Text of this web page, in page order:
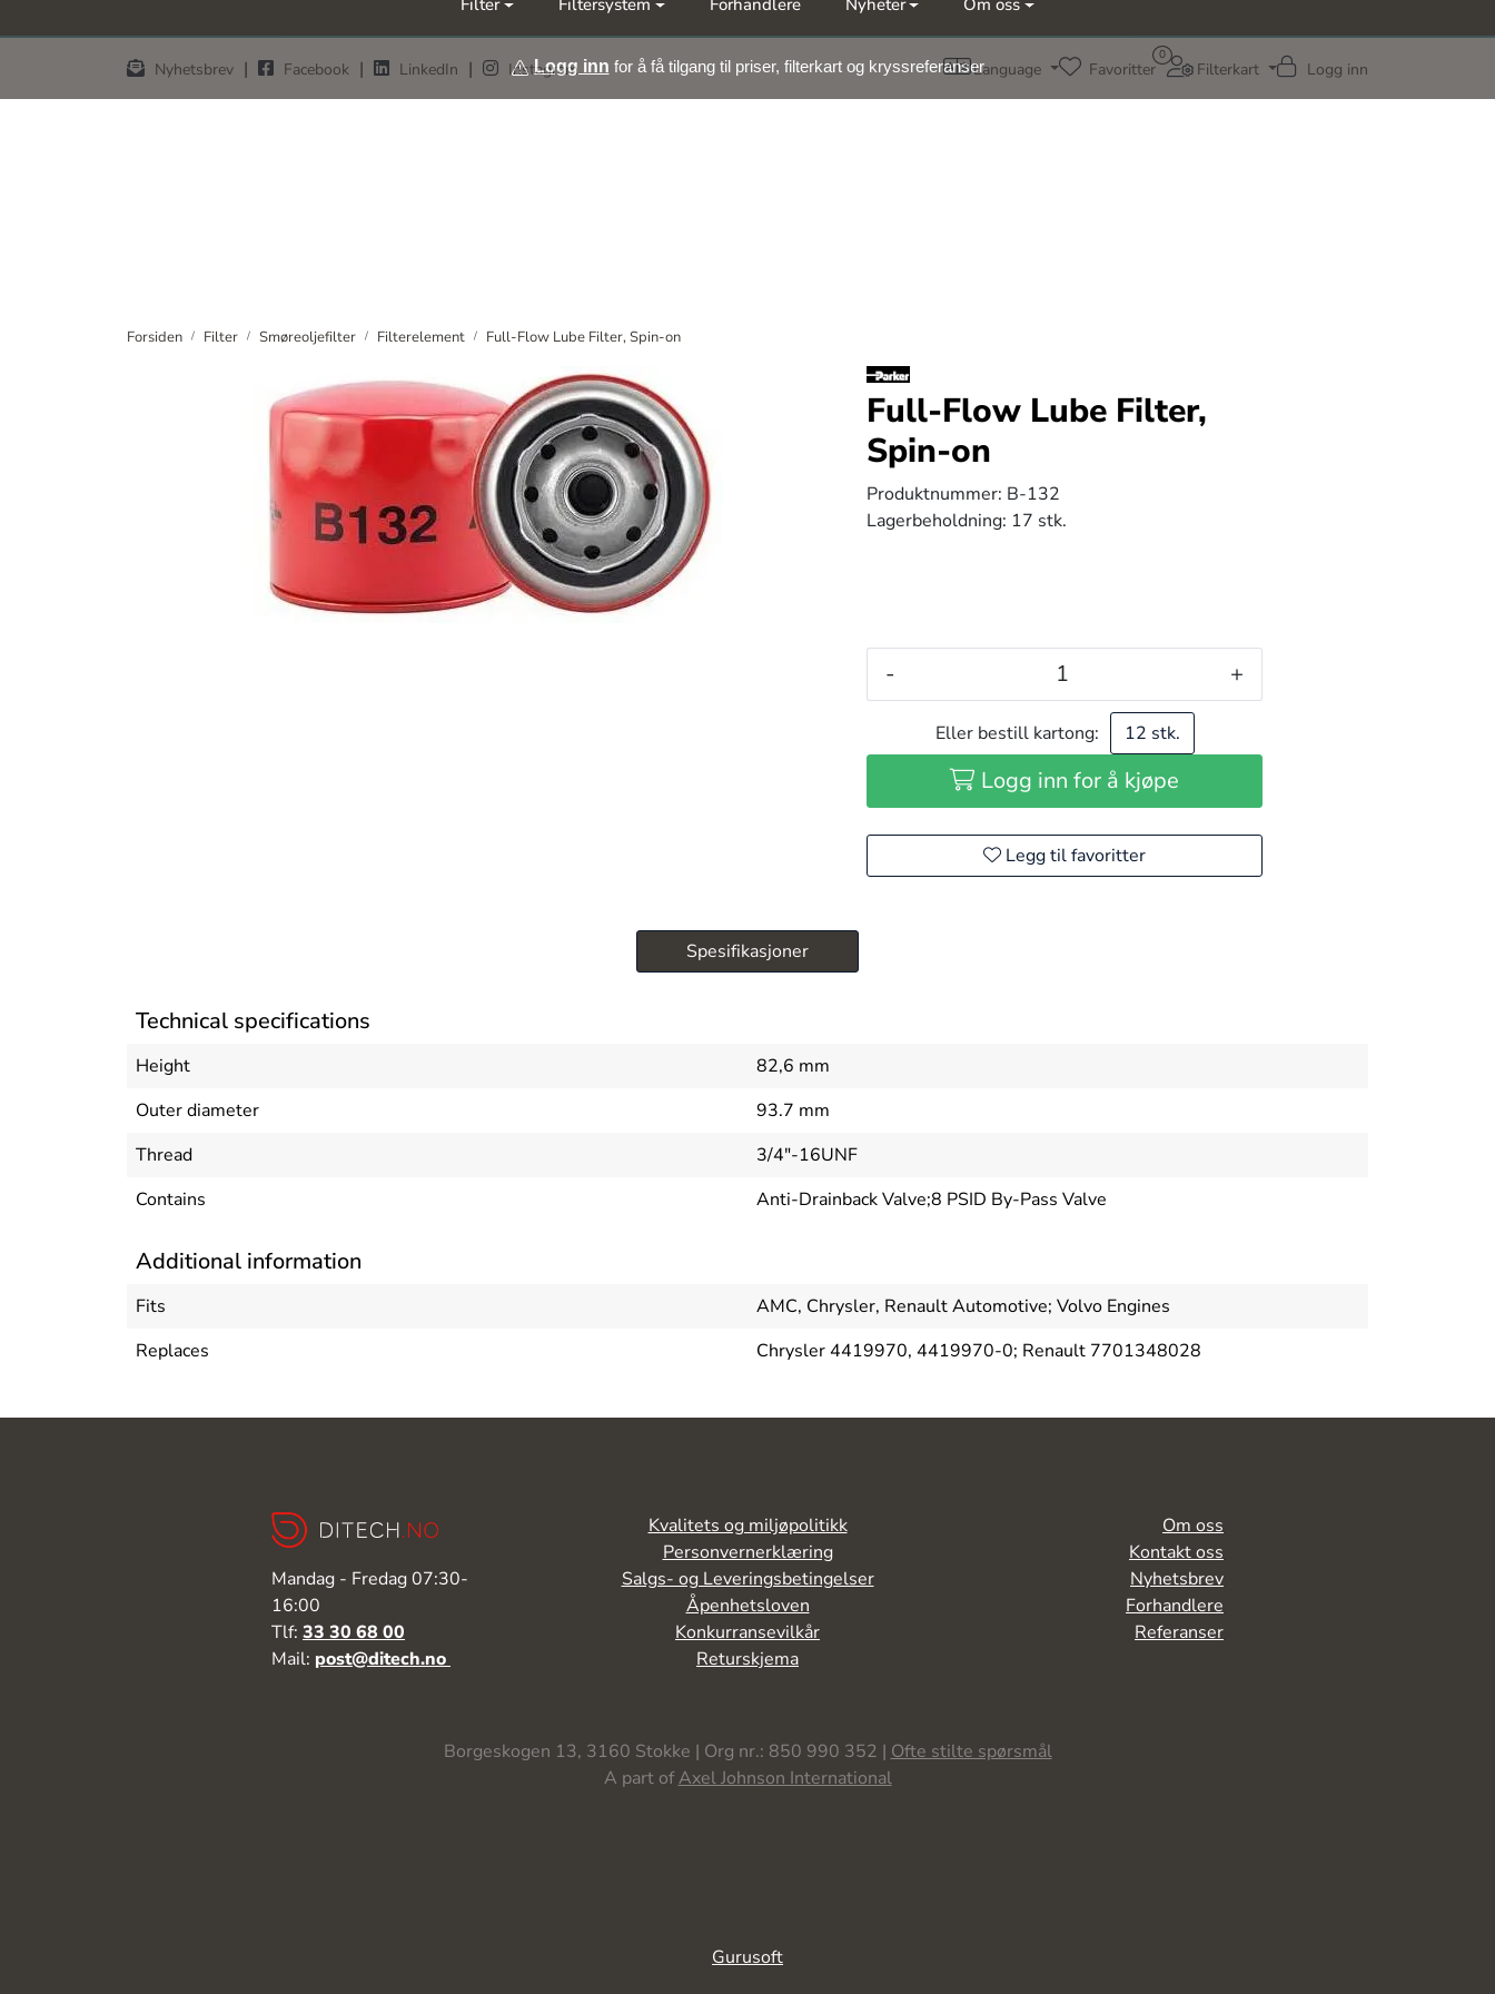
Møt oss på årets messer Nor-Fishing | OTD
Nyhetsbrev | Facebook | LinkedIn | Instagram Language
0
Favoritter Filterkart Logg inn
Filter Filtersystem Forhandlere Nyheter Om oss
Logg inn for å få tilgang til priser, filterkart og kryssreferanser
Forsiden Filter Smøreoljefilter Filterelement Full-Flow Lube Filter, Spin-on
Full-Flow Lube Filter,
Spin-on
Produktnummer: B-132
Lagerbeholdning: 17 stk.
- +
Eller bestill kartong: 12 stk.
Logg inn for å kjøpe
Legg til favoritter
Spesifikasjoner
Technical specifications
Height
82,6 mm
Outer diameter
93.7 mm
Thread
3/4"-16UNF
Contains
Anti-Drainback Valve;8 PSID By-Pass Valve
Additional information
Fits
AMC, Chrysler, Renault Automotive; Volvo Engines
Replaces
Chrysler 4419970, 4419970-0; Renault 7701348028
Mandag - Fredag 07:30-
16:00
Tlf: 33 30 68 00
Mail: post@ditech.no
Kvalitets og miljøpolitikk
Personvernerklæring
Salgs- og Leveringsbetingelser
Åpenhetsloven
Konkurransevilkår
Returskjema
Borgeskogen 13, 3160 Stokke | Org nr.: 850 990 352 | Ofte stilte spørsmål
A part ofAxel Johnson International
Om oss
Kontakt oss
Nyhetsbrev
Forhandlere
Referanser
Gurusoft